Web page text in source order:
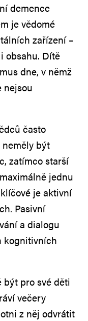
demence
je vědomé
zařízení –
obsahu. Dítě
dne, v němž
nejsou
často
být
zatímco starší
jednu
je aktivní
Pasivní
a dialogu
kognitivních
být pro své děti
večery
z něj odvrátit